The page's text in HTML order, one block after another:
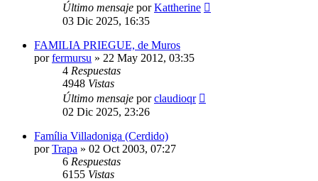
Último mensaje porKattherine
03 Dic 2025, 16:35
FAMILIA PRIEGUE, de Muros
porfermursu » 22 May 2012, 03:35
4 Respuestas
4948 Vistas
Último mensaje porclaudioqr
02 Dic 2025, 23:26
Família Villadoniga (Cerdido)
porTrapa » 02 Oct 2003, 07:27
6 Respuestas
6155 Vistas